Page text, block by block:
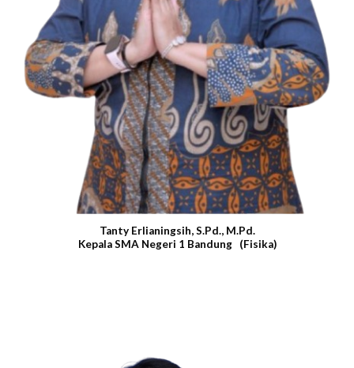
Tanty Erlianingsih, S.Pd., M.Pd.
Kepala SMA Negeri 1 Bandung (Fisika)